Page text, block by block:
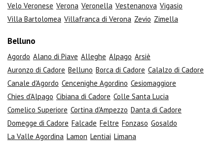
Velo Veronese Verona Veronella Vestenanova Vigasio
Villa Bartolomea Villafranca di Verona Zevio Zimella
Belluno
Agordo Alano di Piave Alleghe Alpago Arsiè
Auronzo di Cadore Belluno Borca di Cadore Calalzo di Cadore
Canale d'Agordo Cencenighe Agordino Cesiomaggiore
Chies d'Alpago Cibiana di Cadore Colle Santa Lucia
Comelico Superiore Cortina d'Ampezzo Danta di Cadore
Domegge di Cadore Falcade Feltre Fonzaso Gosaldo
La Valle Agordina Lamon Lentiai Limana